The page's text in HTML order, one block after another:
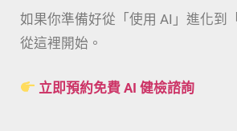
如果你準備好從「使用 AI」進化到
從這裡開始。
立即預約免費 AI 健檢諮詢